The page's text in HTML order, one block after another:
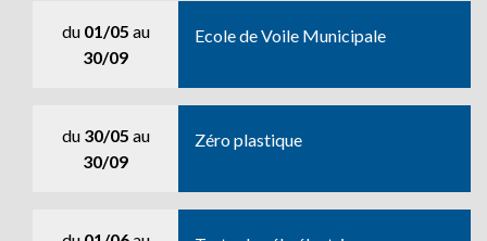
du 01/05 au
30/09
Ecole de Voile Municipale
du 30/05 au
30/09
Zéro plastique